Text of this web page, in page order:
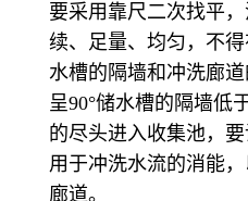
要采用靠尺二次找平
续、足量、均匀，不
水槽的隔墙和冲洗廊
呈90°储水槽的隔墙低
的尽头进入收集池，要
用于冲洗水流的消能
廊道。